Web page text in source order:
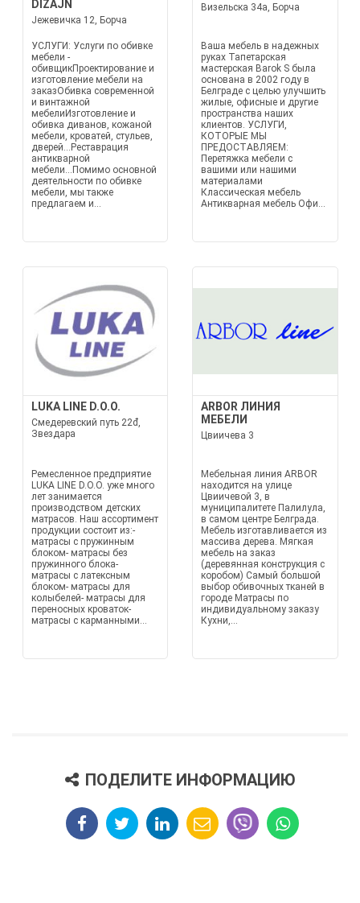
DIZAJN
Јежевичка 12, Борча
УСЛУГИ: Услуги по обивке
мебели -
обивщикПроектирование и
изготовление мебели на
заказОбивка современной
и винтажной
мебелиИзготовление и
обивка диванов, кожаной
мебели, кроватей, стульев,
дверей...Реставрация
антикварной
мебели...Помимо основной
деятельности по обивке
мебели, мы также
предлагаем и...
Визельска 34а, Борча
Ваша мебель в надежных
руках Тапетарская
мастерская Barok S была
основана в 2002 году в
Белграде с целью улучшить
жилые, офисные и другие
пространства наших
клиентов. УСЛУГИ,
КОТОРЫЕ МЫ
ПРЕДОСТАВЛЯЕМ:
Перетяжка мебели с
вашими или нашими
материалами
Классическая мебель
Антикварная мебель Офи...
LUKA LINE D.O.O.
Смедеревский путь 22đ,
Звездара
Ремесленное предприятие
LUKA LINE D.O.O. уже много
лет занимается
производством детских
матрасов. Наш ассортимент
продукции состоит из:-
матрасы с пружинным
блоком- матрасы без
пружинного блока-
матрасы с латексным
блоком- матрасы для
колыбелей- матрасы для
переносных кроваток-
матрасы с карманными...
ARBOR ЛИНИЯ
МЕБЕЛИ
Цвиичева 3
Мебельная линия ARBOR
находится на улице
Цвиичевой 3, в
муниципалитете Палилула,
в самом центре Белграда.
Мебель изготавливается из
массива дерева. Мягкая
мебель на заказ
(деревянная конструкция с
коробом) Самый большой
выбор обивочных тканей в
городе Матрасы по
индивидуальному заказу
Кухни,...
ПОДЕЛИТЕ ИНФОРМАЦИЮ